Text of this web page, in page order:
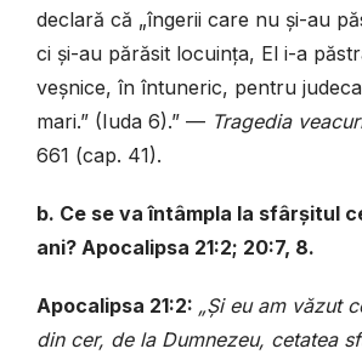
declară că „îngerii care nu și-au
ci și-au părăsit locuința, El i-a
veșnice, în întuneric, pentru
mari.” (Iuda 6).” — Tragedia
661 (cap. 41).
b. Ce se va întâmpla la sfârșitul
ani? Apocalipsa 21:2; 20:7, 8.
Apocalipsa 21:2: „Și eu am văzut
din cer, de la Dumnezeu, cetatea